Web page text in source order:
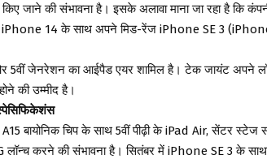
जाने की संभावना है। इसके अलावा माना जा रहा है कि
iPhone 14 के साथ अपने मिड-रेंज iPhone SE 3
जेनरेशन का आईपैड एयर शामिल है। टेक जायंट अपने
की उम्मीद है।
बायोनिक चिप के साथ 5वीं पीढ़ी के iPad Air, सेंटर स्टेज
करने की संभावना है। सितंबर में iPhone SE 3 के साथ